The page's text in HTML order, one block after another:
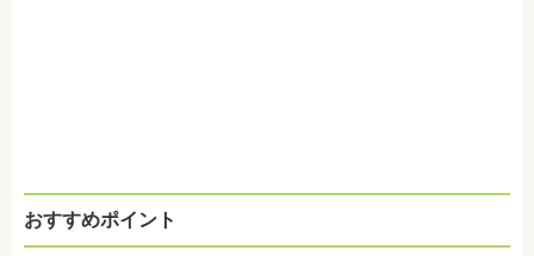
おすすめポイント